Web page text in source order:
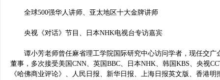
全球500强华人讲师、亚太地区十大金牌讲师
央视《对话》节目、日本NHK电视台专访嘉宾
谭小芳老师曾任麻省理工学院国际研究中心访问学者，现任交广
董事，多次接受美国CNN、英国BBC、日本NHK、韩国KBS、央视
《哈佛商业评论》、人民日报、新华日报、上海日报英文版、香港